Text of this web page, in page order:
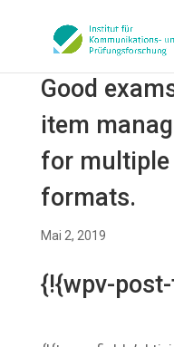
Good
item
for
formats.
Mai 2, 2019
{!{wpv-